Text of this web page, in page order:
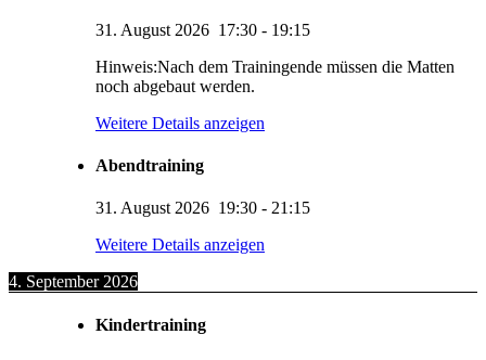
31. August 2026 17:30 - 19:15
Hinweis:Nach dem Trainingende müssen die Matten
noch abgebaut werden.
Weitere Details anzeigen
Abendtraining
31. August 2026 19:30 - 21:15
Weitere Details anzeigen
4. September 2026
Kindertraining